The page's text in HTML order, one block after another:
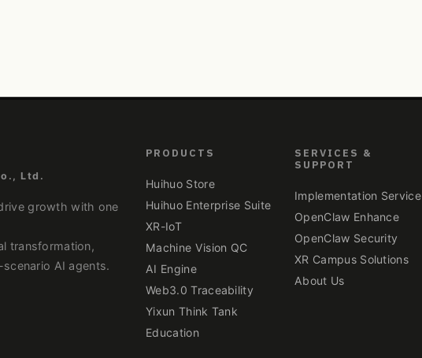
Ltd.
growth with one
transformation,
AI agents.
PRODUCTS
Huihuo Store
Huihuo Enterprise Suite
XR-IoT
Machine Vision QC
AI Engine
Web3.0 Traceability
Yixun Think Tank
Education
SERVICES &
SUPPORT
Implementation Service
OpenClaw Enhance
OpenClaw Security
XR Campus Solutions
About Us